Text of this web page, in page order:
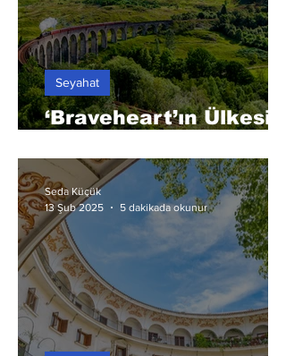
‘Braveheart’ın Ülkesi:
Seyahat
Seda Küçük
13 Şub 2025
5 dakikada okunur